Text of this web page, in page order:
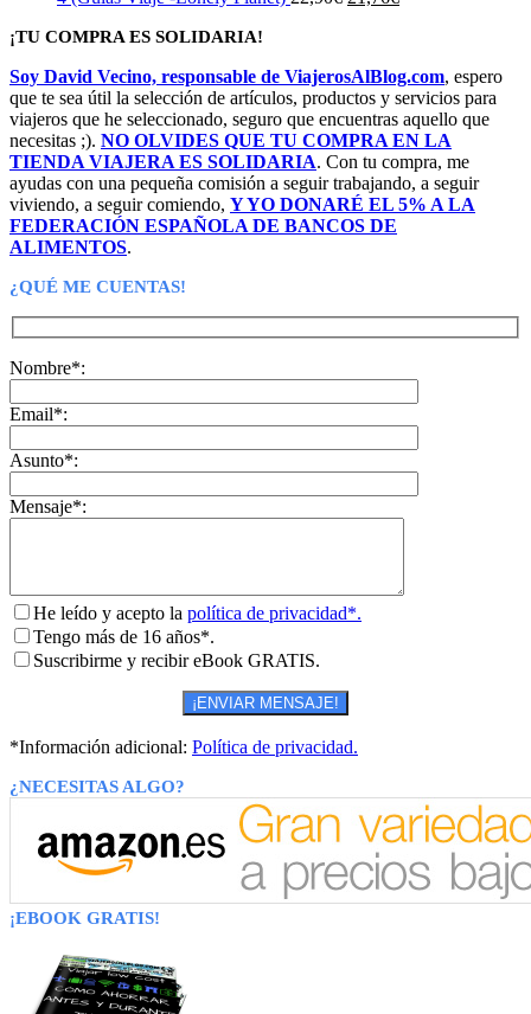
22,90€.21,76€.
¡TU COMPRA ES SOLIDARIA!
Soy David Vecino, responsable de ViajerosAlBlog.com, espero
que te sea útil la selección de artículos, productos y servicios para
viajeros que he seleccionado, seguro que encuentras aquello que
necesitas ;). NO OLVIDES QUE TU COMPRA EN LA
TIENDA VIAJERA ES SOLIDARIA. Con tu compra, me
ayudas con una pequeña comisión a seguir trabajando, a seguir
viviendo, a seguir comiendo, Y YO DONARÉ EL 5% A LA
FEDERACIÓN ESPAÑOLA DE BANCOS DE
ALIMENTOS.
¿QUÉ ME CUENTAS!
Nombre*:
Email*:
Asunto*:
Mensaje*:
He leído y acepto la política de privacidad*.
Tengo más de 16 años*.
Suscribirme y recibir eBook GRATIS.
*Información adicional: Política de privacidad.
¿NECESITAS ALGO?
¡EBOOK GRATIS!